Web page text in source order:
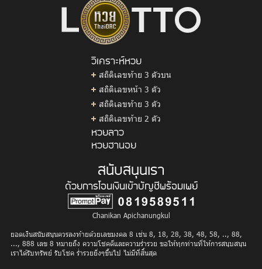
วิเคราะห์หวย
สถิติเลขท้าย 3 ตัวบน
สถิติเลขหน้า 3 ตัว
สถิติเลขท้าย 3 ตัว
สถิติเลขท้าย 2 ตัว
หวยลาว
หวยฮานอย
สนับสนุนเรา
ด้วยการโอนเงินเข้าบัญชีพร้อมเพย์
Chanikan Apichanungkul
ยอดเงินสนับสนุนควรลงท้ายด้วยเลขมงคล 8 เช่น 8, 18, 28, 38, 48, 58, .., 88,
..., 888 เลข 8 หมายถึง ความโชคดีและความร่ำรวย ขอให้ทุกท่านที่ให้การสนุบสนุน
เราได้รับทรัพย์ รับโชค ร่ำรวยยิ่งๆขึ้นไป ไม่มีที่สิ้นสุด